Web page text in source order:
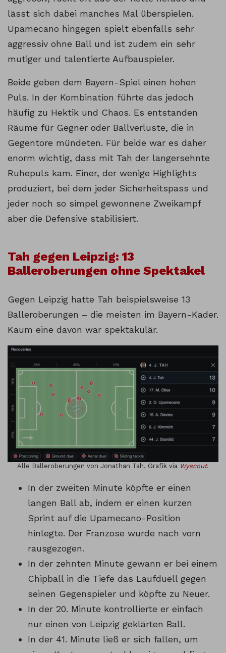
lässt sich dabei manches Mal überspielen.
Upamecano hingegen spielt ebenfalls sehr
aggressiv ohne Ball und ist zudem ein sehr
mutiger und talentierte Aufbauspieler.
Beide geben dem Bayern-Spiel einen hohen
Puls. In der Kombination führte das jedoch
häufig zu Hektik und Chaos. Es entstanden
Räume für Gegner oder Ballverluste, die in
Gegentore mündeten. Für beide war es daher
enorm wichtig, dass mit Tah der langersehnte
Ruhepuls kam. Einer, der wenige Highlights
produziert, bei dem jeder Sicherheitspass und
jeder noch so simpel gewonnene Zweikampf
aber die Defensive stabilisiert.
Tah gegen Leipzig: 13
Balleroberungen ohne Spektakel
Gegen Leipzig hatte Tah beispielsweise 13
Balleroberungen – die meisten im Bayern-Kader.
Kaum eine davon war spektakulär.
Alle Balleroberungen von Jonathan Tah. Grafik via Wyscout.
In der zweiten Minute köpfte er einen
langen Ball ab, indem er einen kurzen
Sprint auf die Upamecano-Position
hinlegte. Der Franzose wurde nach vorn
rausgezogen.
In der zehnten Minute gewann er bei einem
Chipball in die Tiefe das Laufduell gegen
seinen Gegenspieler und köpfte zu Neuer.
In der 20. Minute kontrollierte er einfach
nur einen von Leipzig geklärten Ball.
In der 41. Minute ließ er sich fallen, um